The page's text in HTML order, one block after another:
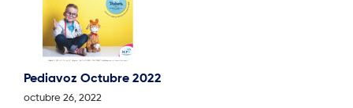
Pediavoz Octubre 2022
octubre 26, 2022